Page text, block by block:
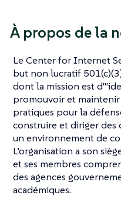
À propos de la
Le Center for Internet
but non lucratif
dont la mission est
promouvoir et
pratiques pour la
construire et diriger
un environnement de
L’organisation a son
et ses membres
des agences
académiques.